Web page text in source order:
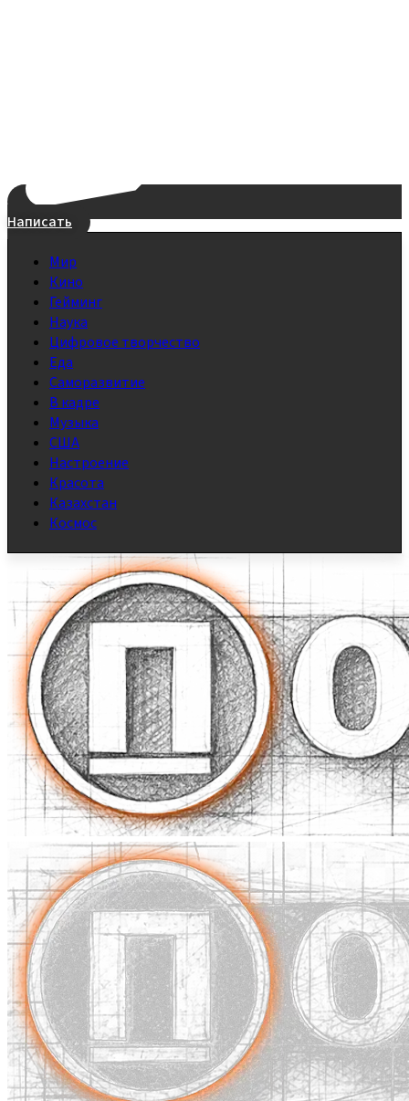
Написать
Мир
Кино
Гейминг
Наука
Цифровое творчество
Еда
Саморазвитие
В кадре
Музыка
США
Настроение
Красота
Казахстан
Космос